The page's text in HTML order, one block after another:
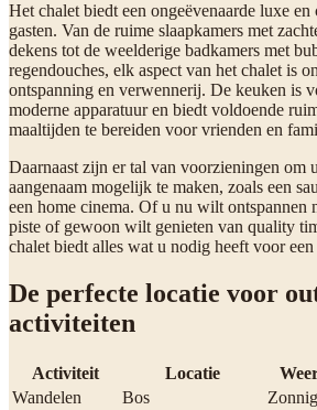
Het chalet biedt een ongeëvenaarde luxe
gasten. Van de ruime slaapkamers met
dekens tot de weelderige badkamers met
regendouches, elk aspect van het chalet is
ontspanning en verwennerij. De keuken is
moderne apparatuur en biedt voldoende
maaltijden te bereiden voor vrienden en
Daarnaast zijn er tal van voorzieningen om
aangenaam mogelijk te maken, zoals een
een home cinema. Of u nu wilt ontspannen
piste of gewoon wilt genieten van quality
chalet biedt alles wat u nodig heeft voor
De perfecte locatie voor
activiteiten
Activiteit Locatie
Wandelen
Bos Zonnig